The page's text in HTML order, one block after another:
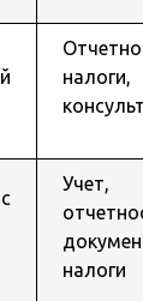
налоги,
Учет,
налоги